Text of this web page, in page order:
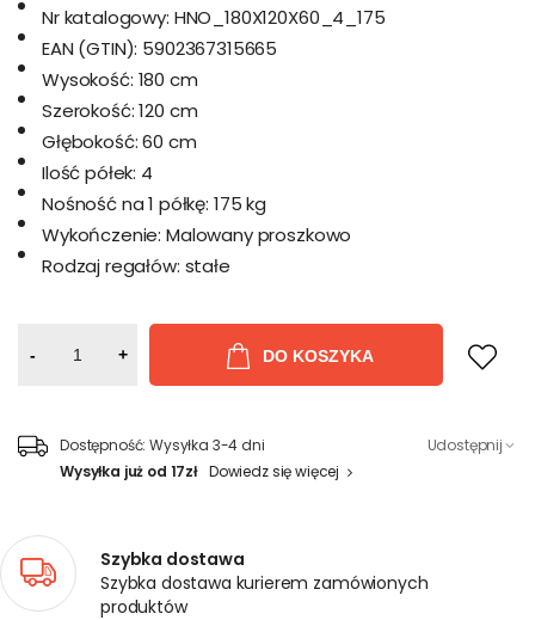
Nr katalogowy: HNO_180X120X60_4_175
EAN (GTIN): 5902367315665
Wysokość: 180 cm
Szerokość: 120 cm
Głębokość: 60 cm
Ilość półek: 4
Nośność na 1 półkę: 175 kg
Wykończenie: Malowany proszkowo
Rodzaj regałów: stałe
- + DO KOSZYKA
Dostępność: Wysyłka 3-4 dni
Wysyłka już od 17zł Dowiedz się więcej
Udostępnij
Szybka dostawa
Szybka dostawa kurierem zamówionych
produktów